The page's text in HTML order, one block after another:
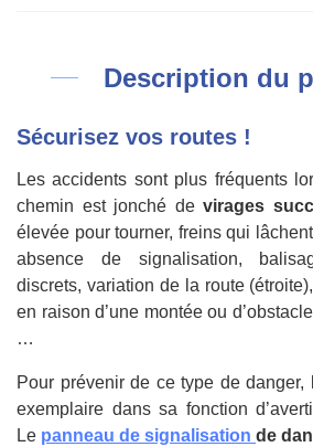
Description du
Sécurisez vos routes !
Les accidents sont plus fréquents
chemin est jonché de virages
élevée pour tourner, freins qui
absence de signalisation,
discrets, variation de la route
en raison d’une montée ou
…
Pour prévenir de ce type de danger,
exemplaire dans sa fonction
Le panneau de signalisation de